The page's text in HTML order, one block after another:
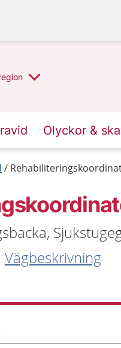
Olyckor &
Vägbeskrivning